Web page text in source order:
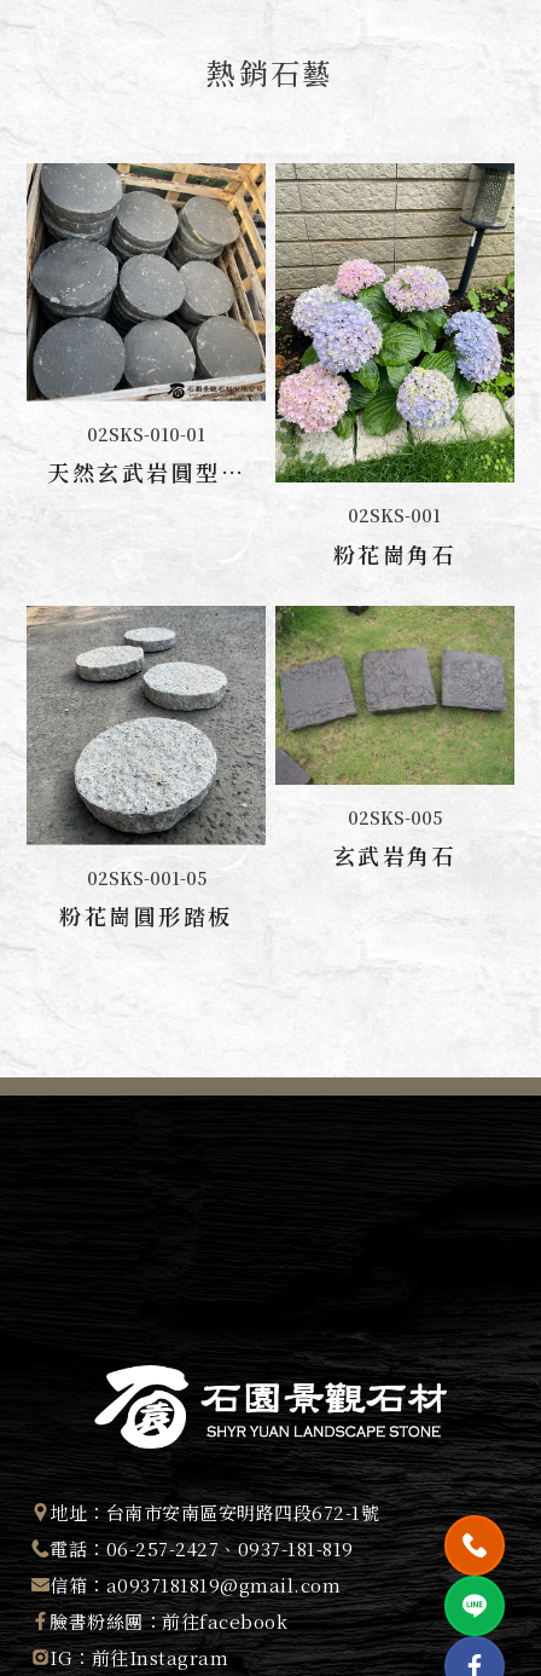
熱銷石藝
聯絡我們02SKS-010-01
天然玄武岩圓型踏
聯絡我們02SKS-001
粉花崗角石
聯絡我們02SKS-001-05
粉花崗圓形踏板
聯絡我們02SKS-005
玄武岩角石
地址： 台南市安南區安明路四段672-1號
電話：06-257-2427、0937-181-819
信箱：a0937181819@gmail.com
臉書粉絲團：前往facebook
IG：前往Instagram